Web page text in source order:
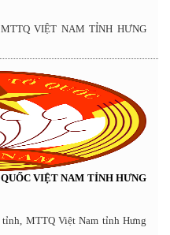
VIỆT NAM TỈNH HƯNG
VIỆT NAM TỈNH HƯNG
MTTQ Việt Nam tỉnh Hưng